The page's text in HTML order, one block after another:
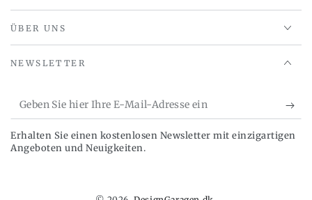
ÜBER UNS
NEWSLETTER
Geben
Sie
hier
Erhalten Sie einen kostenlosen Newsletter mit einzigartigen
Angeboten und Neuigkeiten.